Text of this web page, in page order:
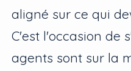
aligné sur ce qui
C'est l'occasion de
agents sont sur la